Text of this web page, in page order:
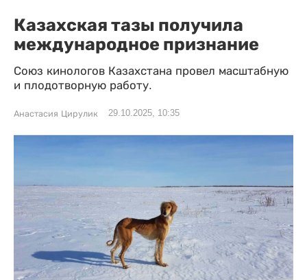
Казахская тазы получила
международное признание
Союз кинологов Казахстана провел масштабную
и плодотворную работу.
Анастасия Цирулик 29.10.2025, 10:35